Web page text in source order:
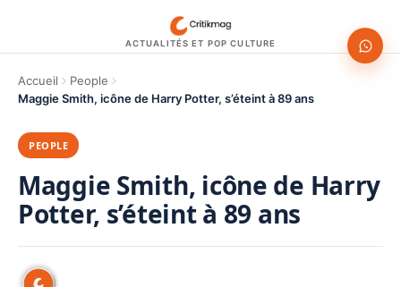
ACTUALITÉS ET POP CULTURE
Accueil
People
Maggie Smith, icône de Harry Potter, s’éteint à 89 ans
PEOPLE
Maggie Smith, icône de Harry
Potter, s’éteint à 89 ans